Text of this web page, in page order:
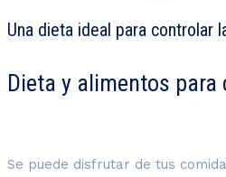
Una dieta ideal para controlar
Dieta y alimentos
Se puede disfrutar de tus